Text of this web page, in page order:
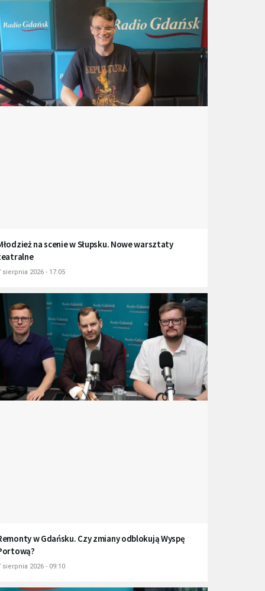
na scenie w Słupsku. Nowe warsztaty
sierpnia 2026 - 17:05
w Gdańsku. Czy zmiany odblokują Wyspę
sierpnia 2026 - 09:10